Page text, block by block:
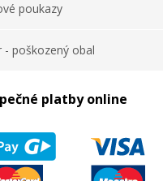
poukazy
- poškozený obal
platby online